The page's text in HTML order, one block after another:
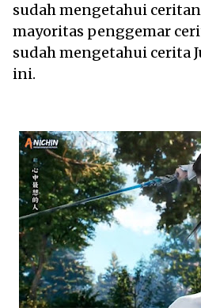
sudah mengetahui
mayoritas penggemar
sudah mengetahui cerita
ini.